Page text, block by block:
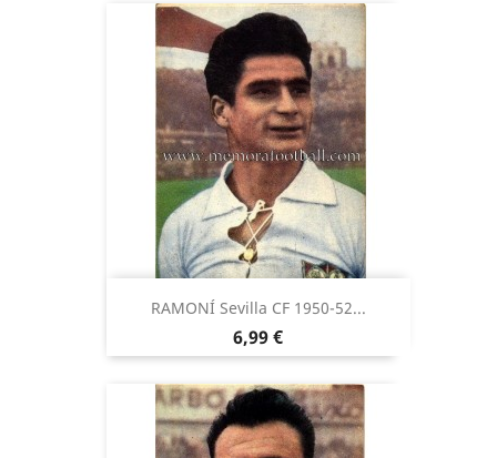
RAMONÍ Sevilla CF 1950-52...
Precio
6,99 €